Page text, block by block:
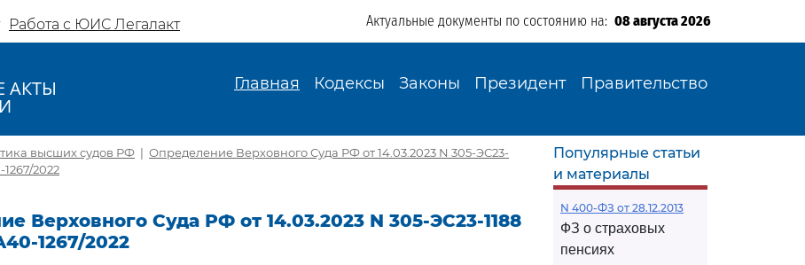
Работа с ЮИС Легалакт Актуальные документы по состоянию на: 08 августа 2026
АКТЫ Главная Кодексы Законы Президент Правительство
высших судов РФ | Определение Верховного Суда РФ от 14.03.2023 N 305-ЭС23-
2022
Верховного Суда РФ от 14.03.2023 N 305-ЭС23-1188
1267/2022
Популярные статьи
и материалы
N 400-ФЗ от 28.12.2013
ФЗ о страховых
пенсиях